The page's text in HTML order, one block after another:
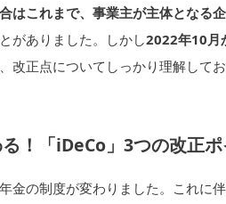
はこれまで、事業主が主体となる
がありました。しかし2022年10月
改正点についてしっかり理解してお
！「iDeCo」3つの改正ポ
金の制度が変わりました。これに